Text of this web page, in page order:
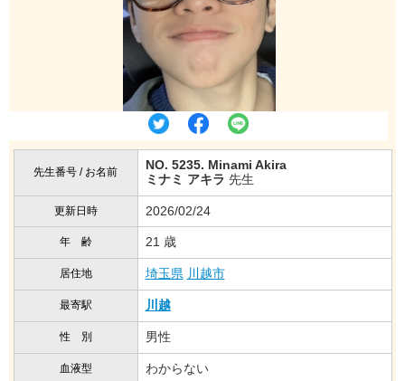
先生番号 / お名前
NO. 5235. Minami Akira
ミナミ アキラ 先生
更新日時 2026/02/24
年 齢 21 歳
居住地 埼玉県 川越市
最寄駅 川越
性 別 男性
血液型 わからない